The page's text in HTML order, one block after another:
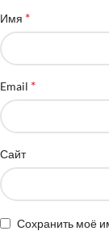
Имя *
Email *
Сайт
Сохранить моё